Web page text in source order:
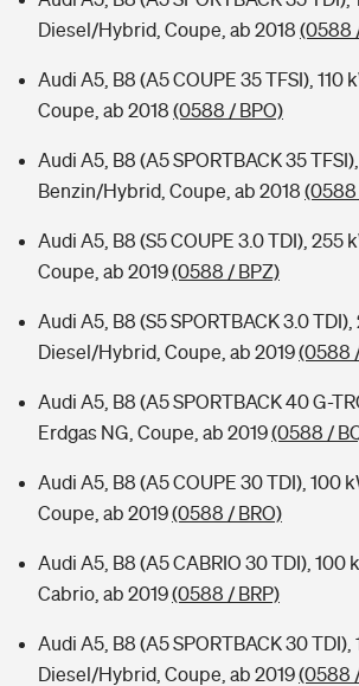
Diesel/Hybrid, Coupe, ab 2018 (0588
Audi A5, B8 (A5 COUPE 35 TFSI), 110
Coupe, ab 2018 (0588 / BPO)
Audi A5, B8 (A5 SPORTBACK 35 TFSI),
Benzin/Hybrid, Coupe, ab 2018 (0588
Audi A5, B8 (S5 COUPE 3.0 TDI), 255
Coupe, ab 2019(0588 / BPZ)
Audi A5, B8 (S5 SPORTBACK 3.0 TDI),
Diesel/Hybrid, Coupe, ab 2019(0588
Audi A5, B8 (A5 SPORTBACK 40 G-
Erdgas NG, Coupe, ab 2019(0588 /
Audi A5, B8 (A5 COUPE 30 TDI), 100
Coupe, ab 2019(0588 / BRO)
Audi A5, B8 (A5 CABRIO 30 TDI), 100
Cabrio, ab 2019(0588 / BRP)
Audi A5, B8 (A5 SPORTBACK 30 TDI),
Diesel/Hybrid, Coupe, ab 2019(0588